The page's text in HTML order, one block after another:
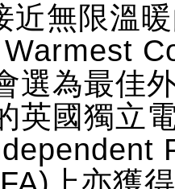
近無限溫
選為最佳
英國獨立